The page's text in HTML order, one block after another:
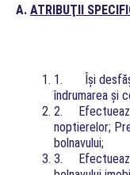
A. ATRIBUŢII
1. Îşi
îndrumarea şi
2.
noptierelor;
bolnavului;
3.